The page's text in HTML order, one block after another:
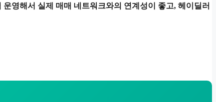
운영해서 실제 매매 네트워크와의 연계성이 좋고, 헤이딜러